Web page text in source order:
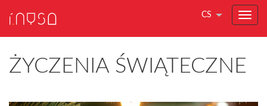
CS
ŻYCZENIA ŚWIĄTECZNE